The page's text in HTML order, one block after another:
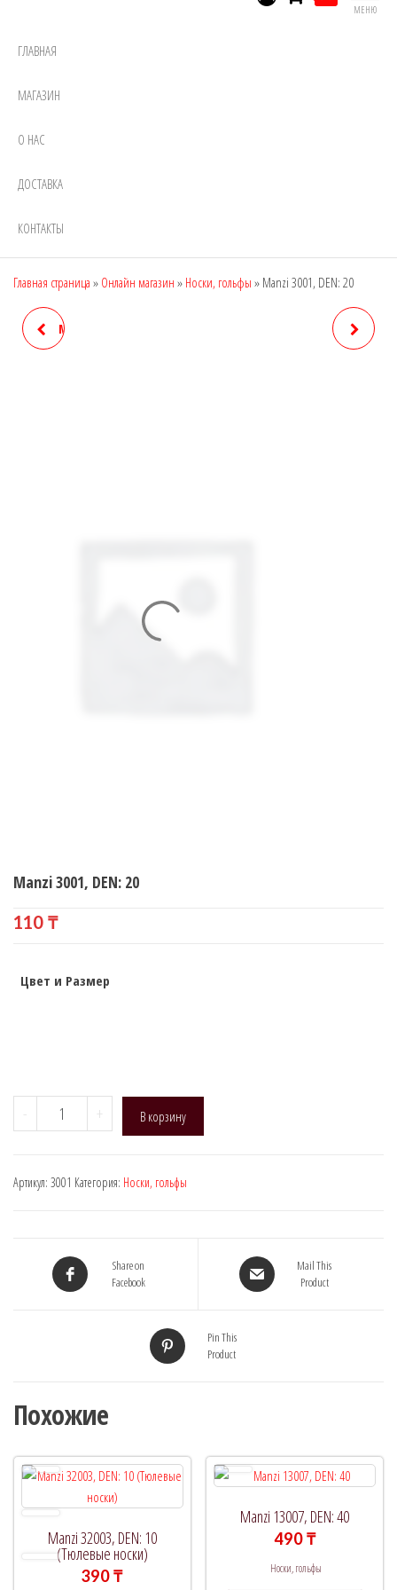
МЕНЮ
ГЛАВНАЯ
МАГАЗИН
О НАС
ДОСТАВКА
КОНТАКТЫ
Главная страница » Онлайн магазин » Носки, гольфы » Manzi 3001, DEN: 20
MANZI 26158 (VELOUR, 3D),
Manzi 3001, DEN: 20
110 ₸
Цвет и Размер
-
Количество
товара
DEN:
+ В корзину
Артикул: 3001 Категория: Носки, гольфы
Share on
Facebook
Mail This
Product
Pin This
Product
Похожие
Manzi 32003, DEN: 10
(Тюлевые носки)
390₸
Manzi 13007, DEN: 40
490₸
Носки, гольфы